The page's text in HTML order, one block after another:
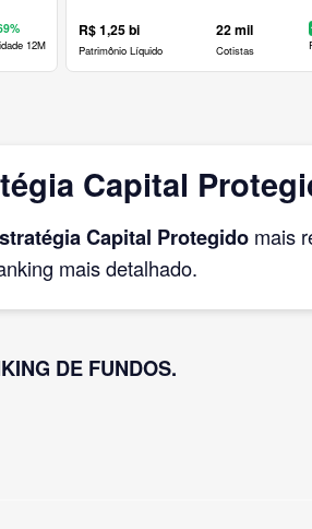
12M
R$ 1,25 bi
Patrimônio Líquido
22 mil
Cotistas
Capital
Capital Protegido mais
mais detalhado.
DE FUNDOS.